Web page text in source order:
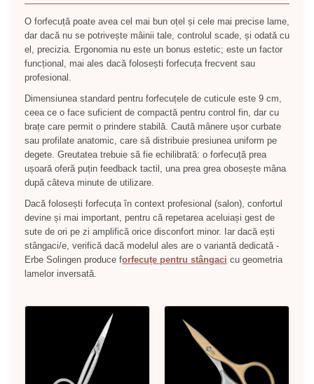
O forfecuță poate avea cel mai bun oțel și cele mai precise lame,
dar dacă nu se potrivește mâinii tale, controlul scade, și odată cu
el, precizia. Ergonomia nu este un bonus estetic; este un factor
funcțional, mai ales dacă folosești forfecuța frecvent sau
profesional.
Dimensiunea standard pentru forfecuțele de cuticule este 9 cm,
ceea ce o face suficient de compactă pentru control fin, dar cu
brațe care permit o prindere stabilă. Caută mânere ușor curbate
sau profilate anatomic, care să distribuie presiunea uniform pe
degete. Greutatea trebuie să fie echilibrată: o forfecuță prea
ușoară oferă puțin feedback tactil, una prea grea obosește mâna
după câteva minute de utilizare.
Dacă folosești forfecuța în context profesional (salon), confortul
devine și mai important, pentru că repetarea aceluiași gest de
sute de ori pe zi amplifică orice disconfort minor. Iar dacă ești
stângaci/e, verifică dacă modelul ales are o variantă dedicată -
Erbe Solingen produce forfecuțe pentru stângaci cu geometria
lamelor inversată.